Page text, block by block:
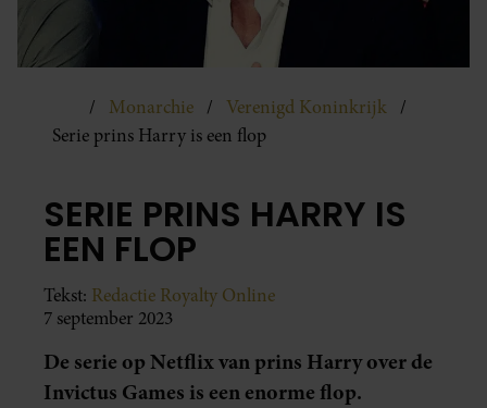
Monarchie
Verenigd Koninkrijk
Serie prins Harry is een flop
SERIE PRINS HARRY IS
EEN FLOP
Tekst: Redactie Royalty Online
7 september 2023
De serie op Netflix van prins Harry over de
Invictus Games is een enorme flop.